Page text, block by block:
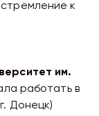
к
им.
работать в
Донецк)